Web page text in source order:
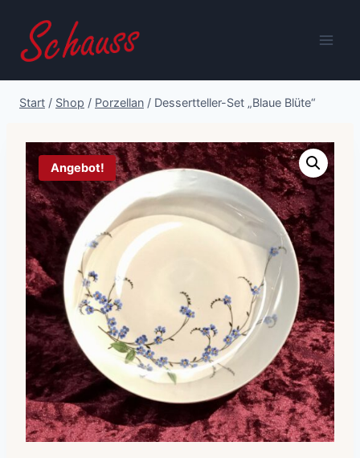
Inhalt
springen
Start / Shop / Porzellan / Dessertteller-Set „Blaue Blüte“
Angebot!